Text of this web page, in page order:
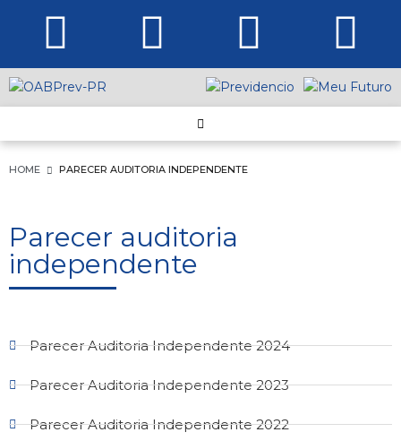
HOME PARECER AUDITORIA INDEPENDENTE
Parecer auditoria
independente
Parecer Auditoria Independente 2024
Parecer Auditoria Independente 2023
Parecer Auditoria Independente 2022